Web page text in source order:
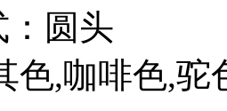
圆头
色,咖啡色,驼